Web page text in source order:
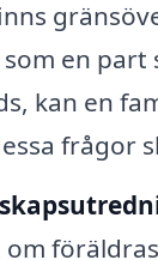
en part
kan en
frågor